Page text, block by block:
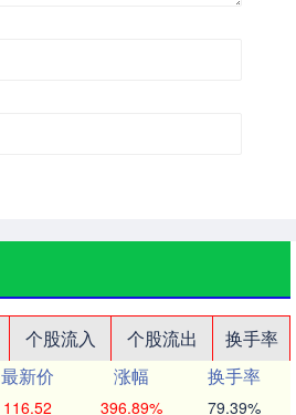
个股流入 个股流出
换手率
最新价 涨幅
换手率
116.52 396.89% 79.39%